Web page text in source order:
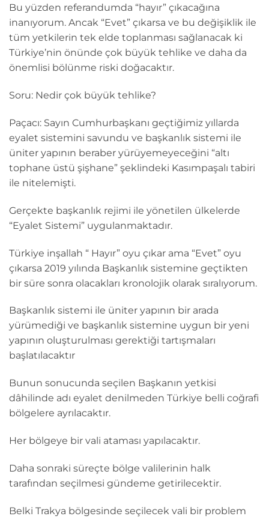
Bu yüzden referandumda “hayır” çıkacağına
inanıyorum. Ancak “Evet” çıkarsa ve bu değişiklik ile
tüm yetkilerin tek elde toplanması sağlanacak ki
Türkiye’nin önünde çok büyük tehlike ve daha da
önemlisi bölünme riski doğacaktır.
Soru: Nedir çok büyük tehlike?
Paçacı: Sayın Cumhurbaşkanı geçtiğimiz yıllarda
eyalet sistemini savundu ve başkanlık sistemi ile
üniter yapının beraber yürüyemeyeceğini “altı
tophane üstü şişhane” şeklindeki Kasımpaşalı tabiri
ile nitelemişti.
Gerçekte başkanlık rejimi ile yönetilen ülkelerde
“Eyalet Sistemi” uygulanmaktadır.
Türkiye inşallah “ Hayır” oyu çıkar ama “Evet” oyu
çıkarsa 2019 yılında Başkanlık sistemine geçtikten
bir süre sonra olacakları kronolojik olarak sıralıyorum.
Başkanlık sistemi ile üniter yapının bir arada
yürümediği ve başkanlık sistemine uygun bir yeni
yapının oluşturulması gerektiği tartışmaları
başlatılacaktır
Bunun sonucunda seçilen Başkanın yetkisi
dâhilinde adı eyalet denilmeden Türkiye belli coğrafi
bölgelere ayrılacaktır.
Her bölgeye bir vali ataması yapılacaktır.
Daha sonraki süreçte bölge valilerinin halk
tarafından seçilmesi gündeme getirilecektir.
Belki Trakya bölgesinde seçilecek vali bir problem